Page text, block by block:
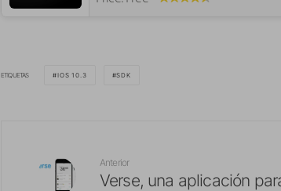
ETIQUETAS IOS 10.3 SDK
Anterior
Verse, una aplicación